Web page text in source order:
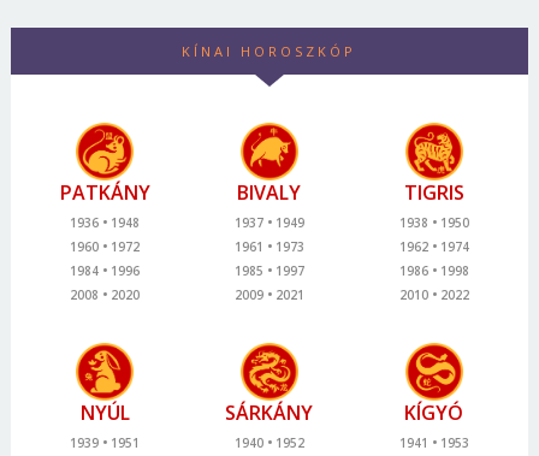
KÍNAI HOROSZKÓP
PATKÁNY
1936
1948
1960
1972
1984
1996
2008
2020
BIVALY
1937
1949
1961
1973
1985
1997
2009
2021
TIGRIS
1938
1950
1962
1974
1986
1998
2010
2022
NYÚL
1939
1951
SÁRKÁNY
1940
1952
KÍGYÓ
1941
1953